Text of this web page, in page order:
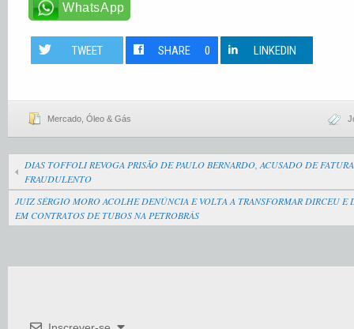
WhatsApp
TWEET SHARE 0 LINKEDIN
Mercado Óleo & Gás
DIAS TOFFOLI REVOGA PRISÃO DE PAULO BERNARDO, ACUSADO DE
FRAUDULENTO
JUIZ SÉRGIO MORO ACOLHE DENÚNCIA E VOLTA A TRANSFORMAR DIRCEU E
EM CONTRATOS DE TUBOS NA PETROBRÁS